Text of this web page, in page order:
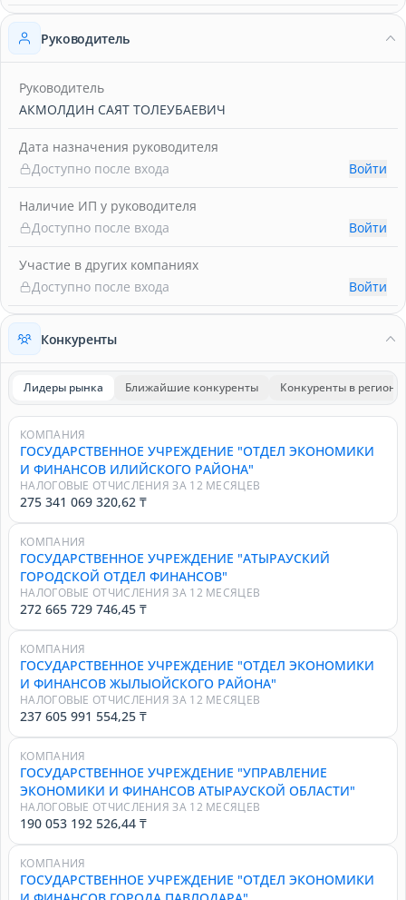
Руководитель
Руководитель
АКМОЛДИН САЯТ ТОЛЕУБАЕВИЧ
Дата назначения руководителя
Доступно после входа
Войти
Наличие ИП у руководителя
Доступно после входа
Войти
Участие в других компаниях
Доступно после входа
Войти
Конкуренты
Лидеры рынка Ближайшие конкуренты Конкуренты в регионе
КОМПАНИЯ
ГОСУДАРСТВЕННОЕ УЧРЕЖДЕНИЕ "ОТДЕЛ ЭКОНОМИКИ
И ФИНАНСОВ ИЛИЙСКОГО РАЙОНА"
НАЛОГОВЫЕ ОТЧИСЛЕНИЯ ЗА 12 МЕСЯЦЕВ
275 341 069 320,62 ₸
КОМПАНИЯ
ГОСУДАРСТВЕННОЕ УЧРЕЖДЕНИЕ "АТЫРАУСКИЙ
ГОРОДСКОЙ ОТДЕЛ ФИНАНСОВ"
НАЛОГОВЫЕ ОТЧИСЛЕНИЯ ЗА 12 МЕСЯЦЕВ
272 665 729 746,45 ₸
КОМПАНИЯ
ГОСУДАРСТВЕННОЕ УЧРЕЖДЕНИЕ "ОТДЕЛ ЭКОНОМИКИ
И ФИНАНСОВ ЖЫЛЫОЙСКОГО РАЙОНА"
НАЛОГОВЫЕ ОТЧИСЛЕНИЯ ЗА 12 МЕСЯЦЕВ
237 605 991 554,25 ₸
КОМПАНИЯ
ГОСУДАРСТВЕННОЕ УЧРЕЖДЕНИЕ "УПРАВЛЕНИЕ
ЭКОНОМИКИ И ФИНАНСОВ АТЫРАУСКОЙ ОБЛАСТИ"
НАЛОГОВЫЕ ОТЧИСЛЕНИЯ ЗА 12 МЕСЯЦЕВ
190 053 192 526,44 ₸
КОМПАНИЯ
ГОСУДАРСТВЕННОЕ УЧРЕЖДЕНИЕ "ОТДЕЛ ЭКОНОМИКИ